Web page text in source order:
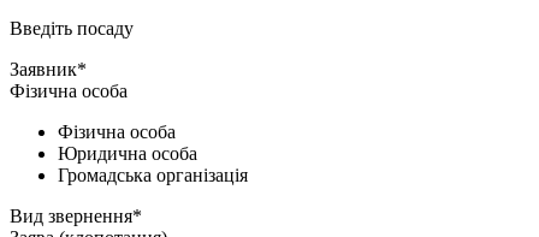
Введіть посаду
Заявник*
Фізична особа
Фізична особа
Юридична особа
Громадська організація
Вид звернення*